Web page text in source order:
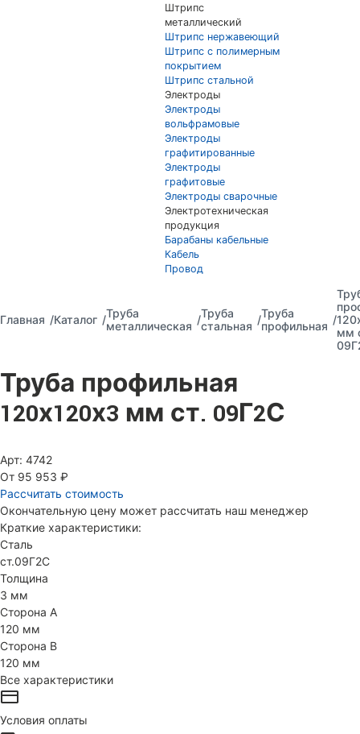
Штрипс
металлический
Штрипс нержавеющий
Штрипс с полимерным
покрытием
Штрипс стальной
Электроды
Электроды
вольфрамовые
Электроды
графитированные
Электроды
графитовые
Электроды сварочные
Электротехническая
продукция
Барабаны кабельные
Кабель
Провод
Главная Каталог
Труба
металлическая
Труба
стальная
Труба
профильная
мм
Труба профильная
120х120х3 мм ст. 09Г2С
Арт: 4742
От 95 953 ₽
Рассчитать стоимость
Окончательную цену может рассчитать наш менеджер
Краткие характеристики:
Сталь
ст.09Г2С
Толщина
3 мм
Сторона А
120 мм
Сторона В
120 мм
Все характеристики
Условия оплаты